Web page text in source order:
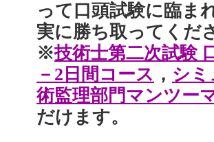
って口頭試験に臨ま
実に勝ち取ってくだ
※技術士第二次試験
－2日間コース ， シミ
術監理部門マンツー
だけます。